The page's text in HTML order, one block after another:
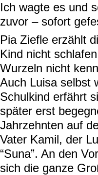
Ich wagte es und
zuvor – sofort
Pia Ziefle erzählt
Kind nicht
Wurzeln nicht
Auch Luisa selbst
Schulkind erfährt
später erst
Jahrzehnten auf
Vater Kamil, der
“Suna”. An den
sich die ganze